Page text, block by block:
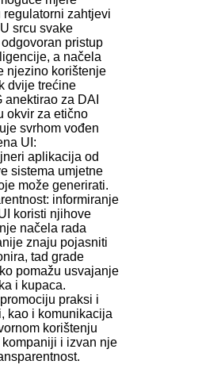
regulatorni zahtjevi
srcu svake
pristup
a načela
njezino korištenje
dvije trećine
za DAI
okvir za etično
svrhom vođen
UI:
aplikacija od
sistema umjetne
može generirati.
informiranje
koristi njihove
načela rada
znaju pojasniti
tad grade
pomažu usvajanje
i kupaca.
praksi i
kao i komunikacija
korištenju
i izvan nje